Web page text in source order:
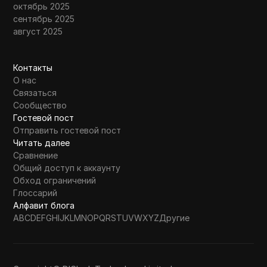
октябрь 2025
сентябрь 2025
август 2025
Контакты
О нас
Связаться
Сообщество
Гостевой пост
Отправить гостевой пост
Читать далее
Сравнение
Общий доступ к аккаунту
Обход ограничений
Глоссарий
Алфавит блога
ABCDEFGHIJKLMNOPQRSTUVWXYZДругие